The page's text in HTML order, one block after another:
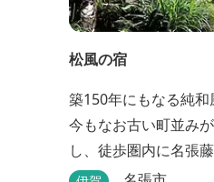
松風の宿
築150年にもなる純和
今もなお古い町並み
し、徒歩圏内に名張
ります。